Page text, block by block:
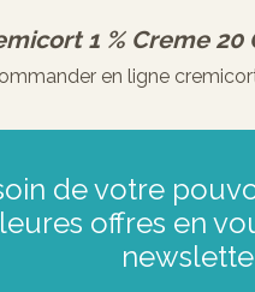
1 % Creme 20
en ligne
de votre
offres en